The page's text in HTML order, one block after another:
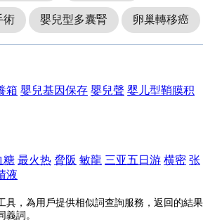
術 嬰兒型多囊腎 卵巢轉移癌
箱 嬰兒基因保存 嬰兒聲 婴儿型鞘膜积
糖 最火热 脅阪 敏龍 三亚五日游 横密 张
液
具，為用戶提供相似詞查詢服務，返回的結果
詞。